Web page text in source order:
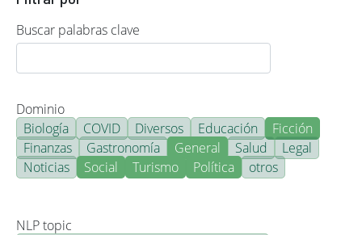
Buscar palabras clave
Dominio
Biología
COVID Diversos Educación
Ficción
Finanzas
Gastronomía General Salud
Legal
Noticias
Social Turismo Política otros
NLP topic